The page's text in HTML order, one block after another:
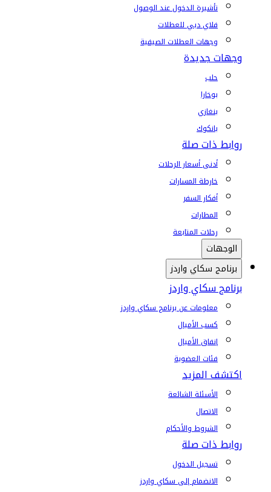
تأشيرة الدخول عند الوصول
فلاي دبي للعطلات
وجهات العطلات الصيفية
وجهات جديدة
حلب
بوخارا
بنغازي
بانكوك
روابط ذات صلة
أدنى أسعار الرحلات
خارطة المسارات
أفكار السفر
المطارات
رحلات المتابعة
الوجهات
برنامج سكاي واردز
برنامج سكاي واردز
معلومات عن برنامج سكاي واردز
كسب الأميال
إنفاق الأميال
فئات العضوية
اكتشف المزيد
الأسئلة الشائعة
الاتصال
الشروط والأحكام
روابط ذات صلة
تسجيل الدخول
الانضمام إلى سكاي واردز